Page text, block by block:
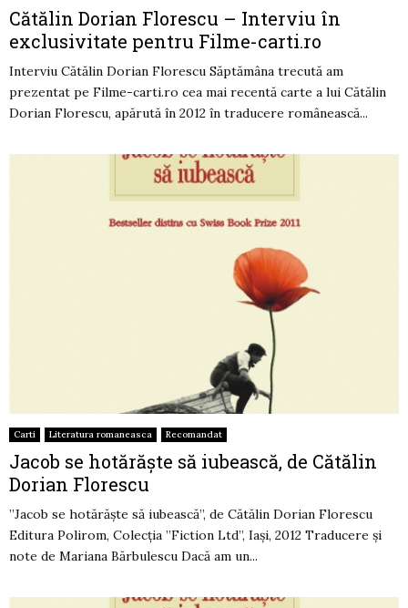
Cătălin Dorian Florescu – Interviu în
exclusivitate pentru Filme-carti.ro
Interviu Cătălin Dorian Florescu Săptămâna trecută am
prezentat pe Filme-carti.ro cea mai recentă carte a lui Cătălin
Dorian Florescu, apărută în 2012 în traducere românească...
Carti Literatura romaneasca Recomandat
Jacob se hotărăște să iubească, de Cătălin
Dorian Florescu
”Jacob se hotărăște să iubească”, de Cătălin Dorian Florescu
Editura Polirom, Colecția ”Fiction Ltd”, Iași, 2012 Traducere și
note de Mariana Bărbulescu Dacă am un...